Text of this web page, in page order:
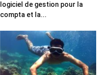
logiciel de gestion pour la
compta et la...